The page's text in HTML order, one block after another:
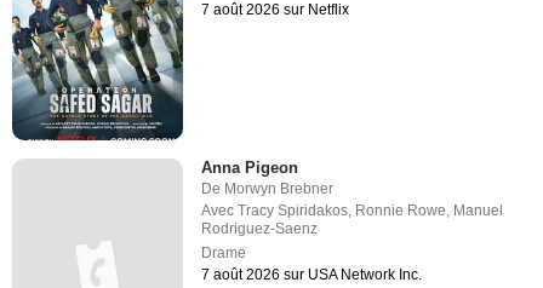
7 août 2026 sur Netflix
Anna Pigeon
De Morwyn Brebner
AvecTracy Spiridakos Ronnie Rowe Manuel
Rodriguez-Saenz
Drame
7 août 2026 sur USA Network Inc.